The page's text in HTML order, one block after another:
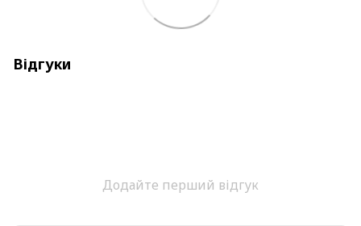
Відгуки
Додайте перший відгук